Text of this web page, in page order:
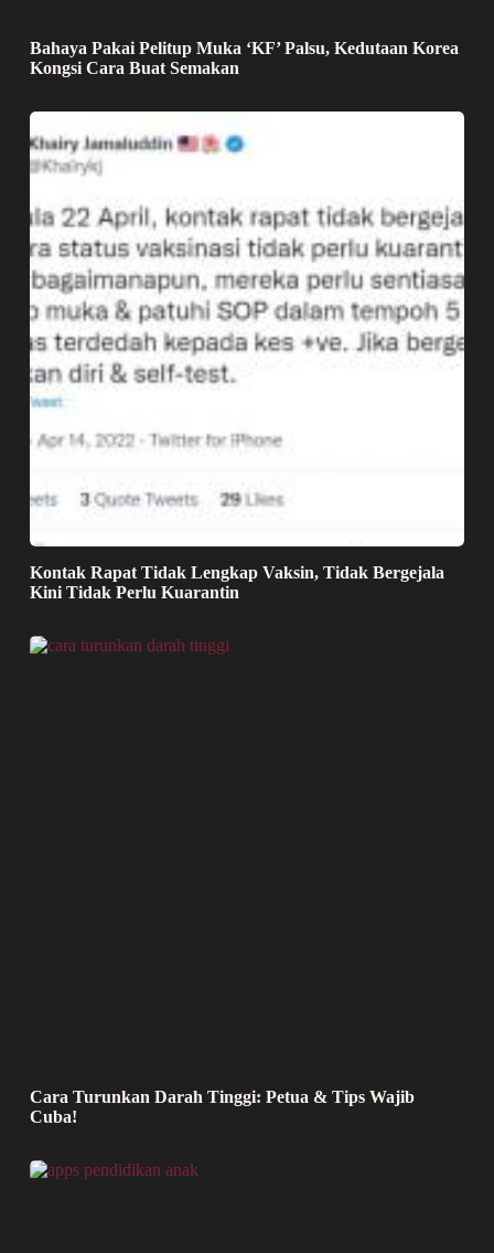
Bahaya Pakai Pelitup Muka ‘KF’ Palsu, Kedutaan Korea
Kongsi Cara Buat Semakan
Kontak Rapat Tidak Lengkap Vaksin, Tidak Bergejala
Kini Tidak Perlu Kuarantin
Cara Turunkan Darah Tinggi: Petua & Tips Wajib
Cuba!